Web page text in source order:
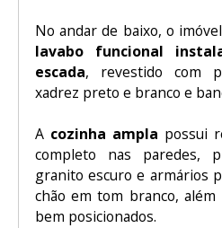
No andar de baixo, o
lavabo funcional
escada, revestido com
xadrez preto e branco e
A cozinha ampla possui
completo nas paredes,
granito escuro e armários
chão em tom branco,
bem posicionados.